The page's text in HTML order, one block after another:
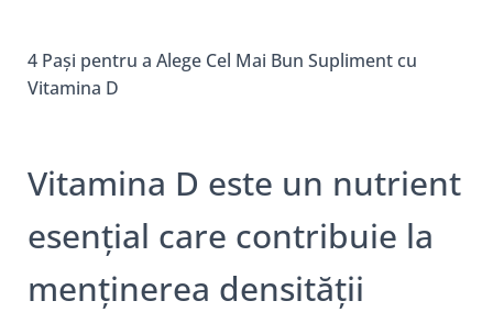
4 Pași pentru a Alege Cel Mai Bun Supliment cu
Vitamina D
Vitamina D este un nutrient
esențial care contribuie la
menținerea densității